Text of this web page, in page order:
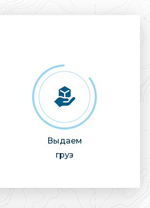
Выдаем
груз